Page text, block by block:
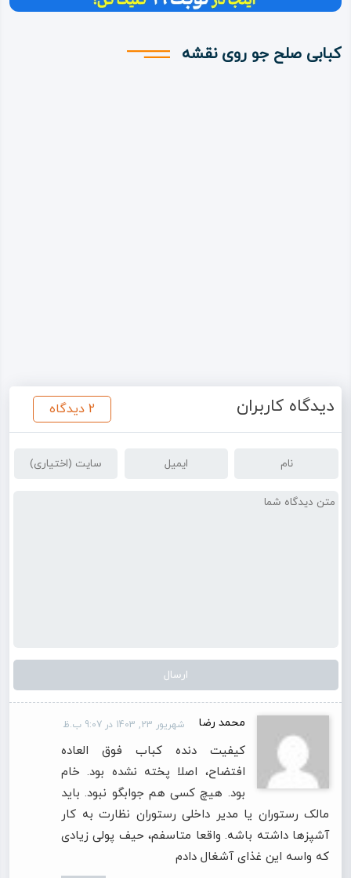
کبابی صلح جو روی نقشه
دیدگاه کاربران 2 دیدگاه
محمد رضا شهریور 23, 1403 در 9:07 ب.ظ
کیفیت دنده کباب فوق العاده
افتضاح، اصلا پخته نشده بود. خام
بود. هیچ کسی هم جوابگو نبود. باید
مالک رستوران یا مدیر داخلی رستوران نظارت به کار
آشپزها داشته باشه. واقعا متاسفم، حیف پولی زیادی
که واسه این غذای آشغال دادم